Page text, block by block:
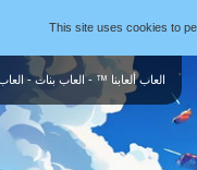
This site uses cookies to
العاب ألعابنا ™ - العاب بنات -